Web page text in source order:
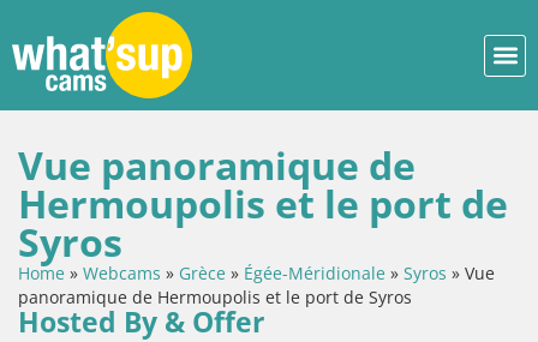
Vue panoramique de
Ηermoupolis et le port de
Syros
Home » Webcams » Grèce » Égée-Méridionale » Syros » Vue
panoramique de Ηermoupolis et le port de Syros
Hosted By & Offer